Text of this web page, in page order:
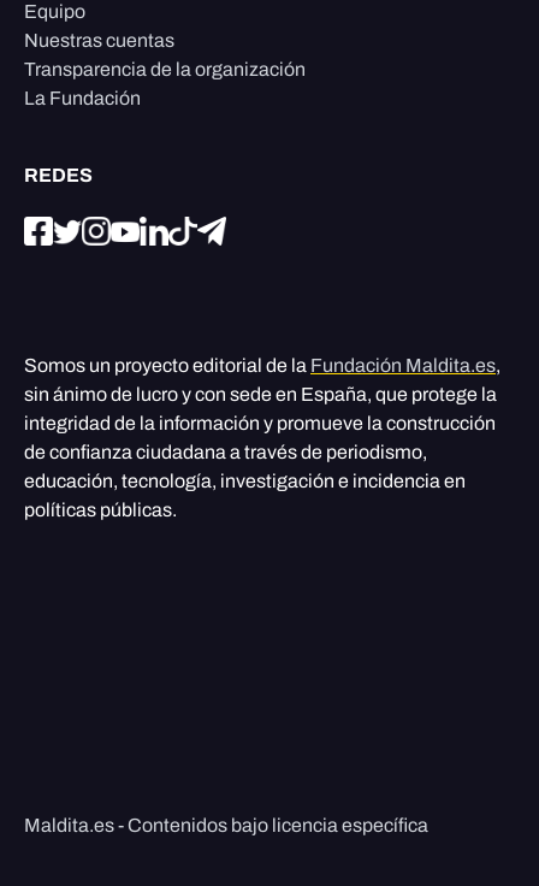
Equipo
Nuestras cuentas
Transparencia de la organización
La Fundación
REDES
Somos un proyecto editorial de la Fundación Maldita.es,
sin ánimo de lucro y con sede en España, que protege la
integridad de la información y promueve la construcción
de confianza ciudadana a través de periodismo,
educación, tecnología, investigación e incidencia en
políticas públicas.
Maldita.es - Contenidos bajo licencia específica